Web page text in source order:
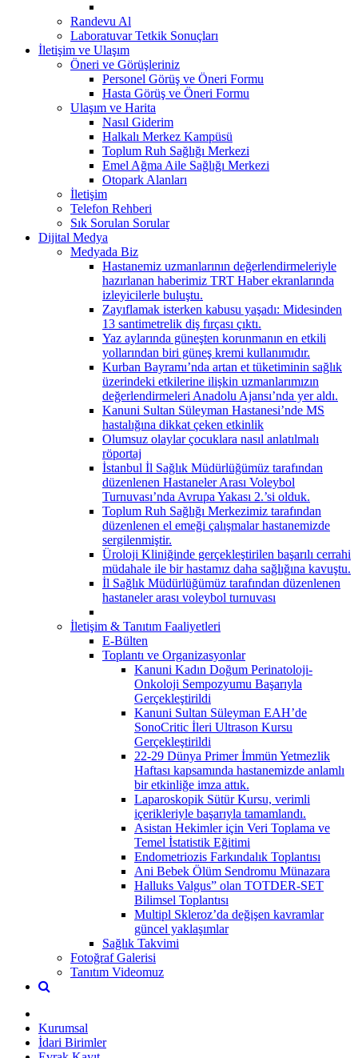
Randevu Al
Laboratuvar Tetkik Sonuçları
İletişim ve Ulaşım
Öneri ve Görüşleriniz
Personel Görüş ve Öneri Formu
Hasta Görüş ve Öneri Formu
Ulaşım ve Harita
Nasıl Giderim
Halkalı Merkez Kampüsü
Toplum Ruh Sağlığı Merkezi
Emel Ağma Aile Sağlığı Merkezi
Otopark Alanları
İletişim
Telefon Rehberi
Sık Sorulan Sorular
Dijital Medya
Medyada Biz
Hastanemiz uzmanlarının değerlendirmeleriyle
hazırlanan haberimiz TRT Haber ekranlarında
izleyicilerle buluştu.
Zayıflamak isterken kabusu yaşadı: Midesinden
13 santimetrelik diş fırçası çıktı.
Yaz aylarında güneşten korunmanın en etkili
yollarından biri güneş kremi kullanımıdır.
Kurban Bayramı’nda artan et tüketiminin sağlık
üzerindeki etkilerine ilişkin uzmanlarımızın
değerlendirmeleri Anadolu Ajansı’nda yer aldı.
Kanuni Sultan Süleyman Hastanesi’nde MS
hastalığına dikkat çeken etkinlik
Olumsuz olaylar çocuklara nasıl anlatılmalı
röportaj
İstanbul İl Sağlık Müdürlüğümüz tarafından
düzenlenen Hastaneler Arası Voleybol
Turnuvası’nda Avrupa Yakası 2.’si olduk.
Toplum Ruh Sağlığı Merkezimiz tarafından
düzenlenen el emeği çalışmalar hastanemizde
sergilenmiştir.
Üroloji Kliniğinde gerçekleştirilen başarılı cerrahi
müdahale ile bir hastamız daha sağlığına kavuştu.
İl Sağlık Müdürlüğümüz tarafından düzenlenen
hastaneler arası voleybol turnuvası
İletişim & Tanıtım Faaliyetleri
E-Bülten
Toplantı ve Organizasyonlar
Kanuni Kadın Doğum Perinatoloji-
Onkoloji Sempozyumu Başarıyla
Gerçekleştirildi
Kanuni Sultan Süleyman EAH’de
SonoCritic İleri Ultrason Kursu
Gerçekleştirildi
22-29 Dünya Primer İmmün Yetmezlik
Haftası kapsamında hastanemizde anlamlı
bir etkinliğe imza attık.
Laparoskopik Sütür Kursu, verimli
içerikleriyle başarıyla tamamlandı.
Asistan Hekimler için Veri Toplama ve
Temel İstatistik Eğitimi
Endometriozis Farkındalık Toplantısı
Ani Bebek Ölüm Sendromu Münazara
Halluks Valgus” olan TOTDER-SET
Bilimsel Toplantısı
Multipl Skleroz’da değişen kavramlar
güncel yaklaşımlar
Sağlık Takvimi
Fotoğraf Galerisi
Tanıtım Videomuz
Kurumsal
İdari Birimler